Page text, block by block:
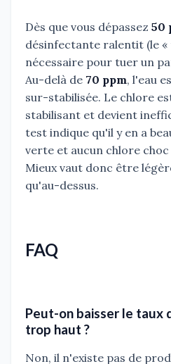
Dès que vous dépassez 50
désinfectante ralentit (le
nécessaire pour tuer un
Au-delà de 70 ppm, l'eau
sur-stabilisée. Le chlore
stabilisant et devient
test indique qu'il y en a
verte et aucun chlore
Mieux vaut donc être
qu'au-dessus.
FAQ
Peut-on baisser le taux
trop haut ?
Non, il n'existe pas de